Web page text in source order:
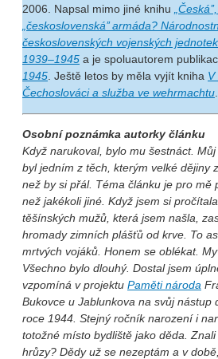
2006. Napsal mimo jiné knihu
„československá’’ armáda?
československých vojenských
1939–1945 a je spoluautorem
1945. Ještě letos by měla vyjít kniha V
Čechoslováci a služba ve wehrmachtu.
Osobní poznámka autorky článku
Když narukoval, bylo mu šestnáct.
byl jedním z těch, kterým velké dějiny
než by si přál. Téma článku je pro mě
než jakékoli jiné. Když jsem si
těšínských mužů, která jsem našla,
hromady zimních plášťů od krve. To
mrtvých vojáků. Honem se oblékat. My
Všechno bylo dlouhý. Dostal jsem
vzpomíná v projektu Paměti národa
Bukovce u Jablunkova na svůj nástup
roce 1944. Stejný ročník narození i
totožné místo bydliště jako děda.
hrůzy? Dědy už se nezeptám a v